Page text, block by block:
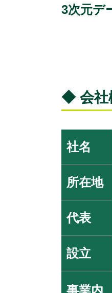
3次元デ
◆ 会社
社名
所在地
代表
設立